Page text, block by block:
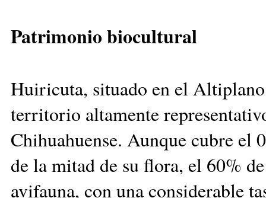
Patrimonio biocultural
Huiricuta, situado en el
territorio altamente
Chihuahuense. Aunque cubre el
de la mitad de su flora, el 60%
avifauna, con una considerable